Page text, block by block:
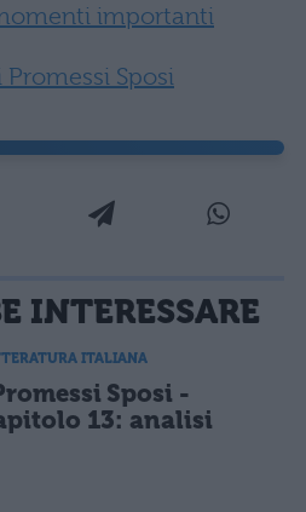
importanti
Sposi
INTERESSARE
ITALIANA
Sposi -
13: analisi